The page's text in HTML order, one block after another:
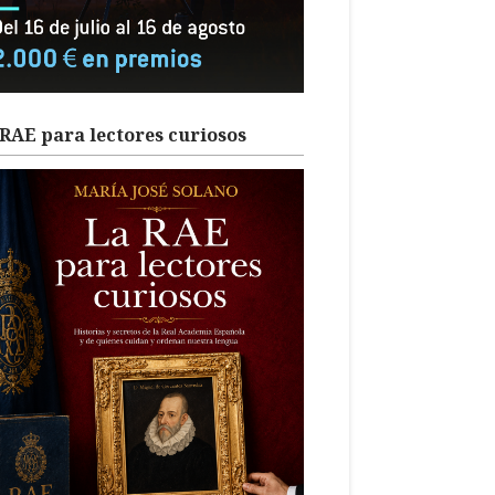
para lectores curiosos